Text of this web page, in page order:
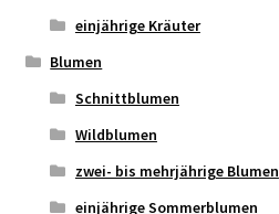
einjährige Kräuter
Blumen
Schnittblumen
Wildblumen
zwei- bis mehrjährige Blumen
einjährige Sommerblumen